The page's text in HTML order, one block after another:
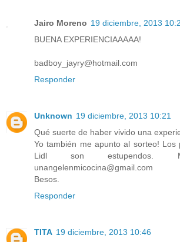
Jairo Moreno 19 diciembre, 2013
BUENA EXPERIENCIAAAAA!
badboy_jayry@hotmail.com
Responder
Unknown 19 diciembre, 2013 10:21
Qué suerte de haber vivido una
Yo también me apunto al sorteo! Los
Lidl son
unangelenmicocina@gmail.com
Besos.
Responder
TITA 19 diciembre, 2013 10:46